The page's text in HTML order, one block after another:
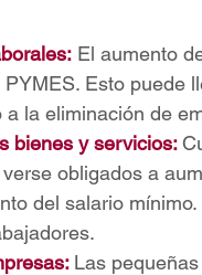
El aumento
Esto puede
la eliminación de
bienes y servicios:
obligados a
del salario
Las